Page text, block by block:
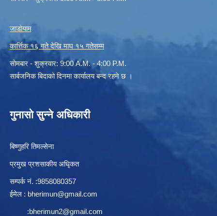
जाडोयाम
कार्त्तिक १६ गते देखि माघ १५ गतेसम्म
सोमबार - शुक्रवार: 9:00 A.M. - 4:00 P.M.
सार्बजनिक बिदाको दिनमा कार्यालय बन्द रहने छ ।
गुनासो सुन्ने अधिकारी
बिष्णुहरि तिमल्सेना
प्रमुख प्रशसाकीय अधिृकत
सम्पर्क न‌ं. :9858080357
ईमेल : bherimun@gmail.com
:bherimun2@gmail.com